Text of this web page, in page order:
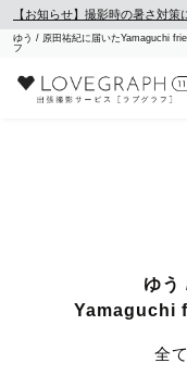
【お知らせ】撮影時の暑さ対策
ゆう / 原田祐紀に届いたYamaguchi
フ
ゆう
Yamaguchi
全